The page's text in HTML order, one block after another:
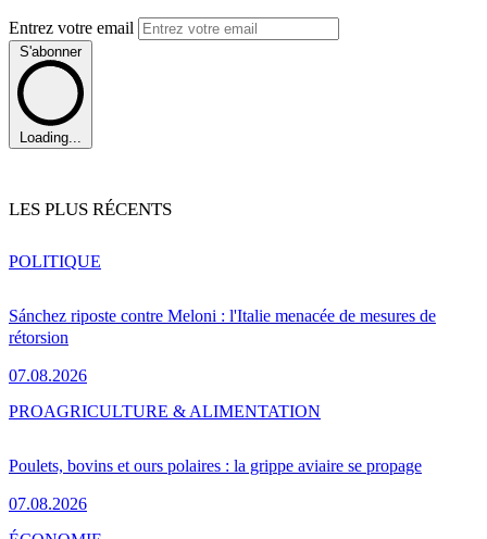
Entrez votre email
S'abonner
Loading...
LES PLUS RÉCENTS
Sánchez riposte contre Meloni : l'Italie menacée de mesures de
rétorsion
07.08.2026
POLITIQUE
Poulets, bovins et ours polaires : la grippe aviaire se propage
07.08.2026
PROAGRICULTURE & ALIMENTATION